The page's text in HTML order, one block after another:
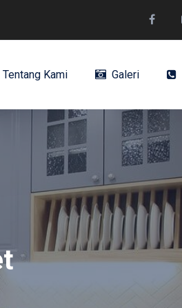
Tentang Kami Galeri